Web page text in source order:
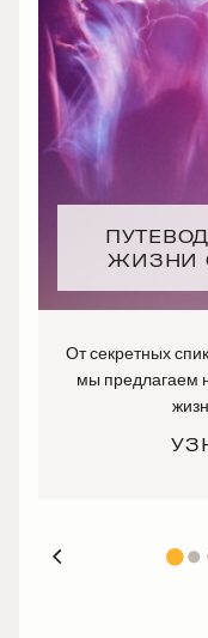
ЖИЗНИ
От секретных
мы предлагаем